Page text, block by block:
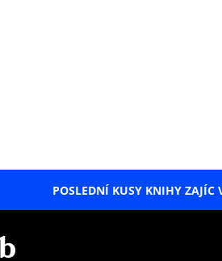
POSLEDNÍ KUSY KNIHY ZAJÍC